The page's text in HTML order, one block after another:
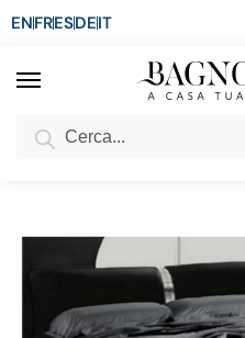
ENFRESDEIT
SCONTO del 3%